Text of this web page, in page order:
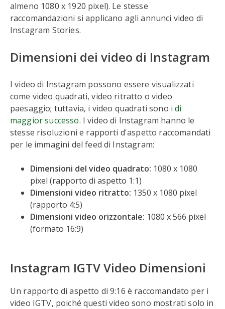
almeno 1080 x 1920 pixel). Le stesse
raccomandazioni si applicano agli annunci video di
Instagram Stories.
Dimensioni dei video di Instagram
I video di Instagram possono essere visualizzati
come video quadrati, video ritratto o video
paesaggio; tuttavia, i video quadrati sono idi
maggior successo. I video di Instagram hanno le
stesse risoluzioni e rapporti d'aspetto raccomandati
per le immagini del feed di Instagram:
Dimensioni del video quadrato: 1080 x 1080
pixel (rapporto di aspetto 1:1)
Dimensioni video ritratto: 1350 x 1080 pixel
(rapporto 4:5)
Dimensioni video orizzontale: 1080 x 566 pixel
(formato 16:9)
Instagram IGTV Video Dimensioni
Un rapporto di aspetto di 9:16 è raccomandato per i
video IGTV, poiché questi video sono mostrati solo in